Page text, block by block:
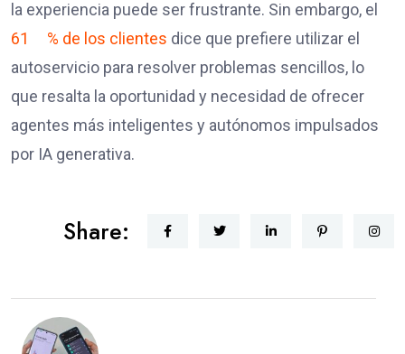
la experiencia puede ser frustrante. Sin embargo, el
61
% de los clientes dice que prefiere utilizar el
autoservicio para resolver problemas sencillos, lo
que resalta la oportunidad y necesidad de ofrecer
agentes más inteligentes y autónomos impulsados
por IA generativa.
Share: